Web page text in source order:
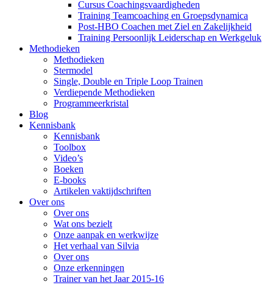
Cursus Coachingsvaardigheden
Training Teamcoaching en Groepsdynamica
Post-HBO Coachen met Ziel en Zakelijkheid
Training Persoonlijk Leiderschap en Werkgeluk
Methodieken
Methodieken
Stermodel
Single, Double en Triple Loop Trainen
Verdiepende Methodieken
Programmeerkristal
Blog
Kennisbank
Kennisbank
Toolbox
Video’s
Boeken
E-books
Artikelen vaktijdschriften
Over ons
Over ons
Wat ons bezielt
Onze aanpak en werkwijze
Het verhaal van Silvia
Over ons
Onze erkenningen
Trainer van het Jaar 2015-16